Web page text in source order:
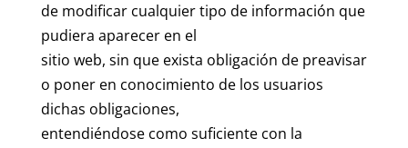
de modificar cualquier tipo de información que
pudiera aparecer en el
sitio web, sin que exista obligación de preavisar
o poner en conocimiento de los usuarios
dichas obligaciones,
entendiéndose como suficiente con la